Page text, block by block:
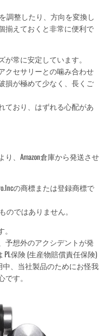
調整したり、方向を変換し
揃えておくと非常に便利で
常に安定しています。
クセサリーとの噛み合わせ
損が極めて少なく、長くご
ており、はずれる心配があ
、Amazon倉庫から発送させ
の商標または登録商標で
のではありません。
予想外のアクシデントが発
PL保険 (生産物賠償責任保険)
中、当社製品のためにお怪我
す。